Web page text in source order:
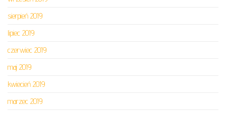
sierpień 2019
lipiec 2019
czerwiec 2019
maj 2019
kwiecień 2019
marzec 2019